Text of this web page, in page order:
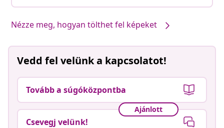
Nézze meg, hogyan tölthet fel képeket
Vedd fel velünk a kapcsolatot!
Tovább a súgóközpontba
Ajánlott
Csevegj velünk!